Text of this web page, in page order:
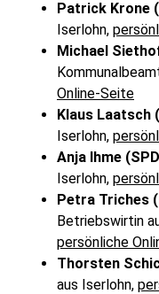
Patrick Krone
Iserlohn,
Michael
Online-Seite
Klaus Laatsch
Iserlohn,
Anja Ihme
Iserlohn,
Petra Triches
Betriebswirtin
persönliche
Thorsten
aus Iserlohn,